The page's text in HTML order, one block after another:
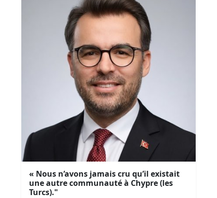
« Nous n’avons jamais cru qu’il existait
une autre communauté à Chypre (les
Turcs)."